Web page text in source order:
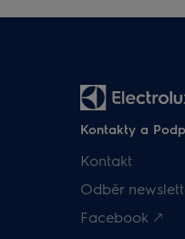
Kontakty a
Kontakt
Odběr
Facebook 🡕